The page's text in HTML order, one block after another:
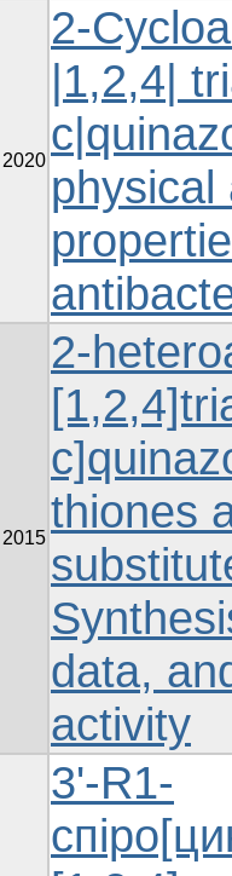
2020
2-
|1,2,4|
physical
2015
2-
thiones
data,
activity
3'-R1-